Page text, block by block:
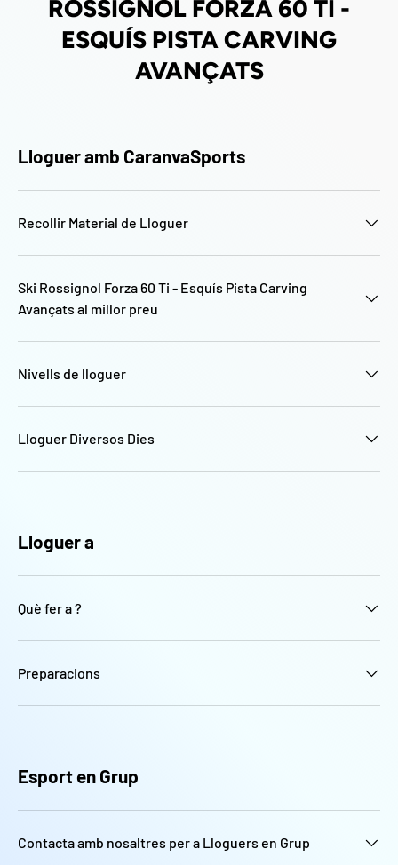
ROSSIGNOL FORZA 60 TI -
ESQUÍS PISTA CARVING
AVANÇATS
Lloguer amb CaranvaSports
Recollir Material de Lloguer
Ski Rossignol Forza 60 Ti - Esquís Pista Carving
Avançats al millor preu
Nivells de lloguer
Lloguer Diversos Dies
Lloguer a
Què fer a ?
Preparacions
Esport en Grup
Contacta amb nosaltres per a Lloguers en Grup